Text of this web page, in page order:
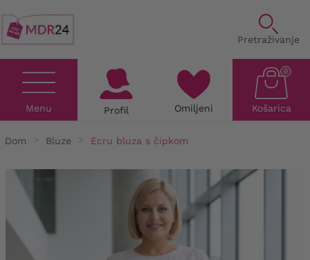
Pretraživanje
Menu Profil Omiljeni Košarica
0
Dom Bluze Ecru bluza s čipkom